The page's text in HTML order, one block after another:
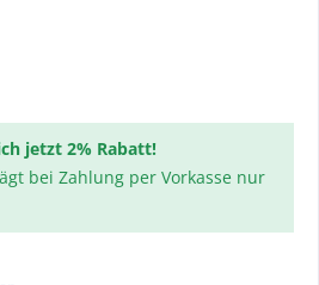
jetzt 2% Rabatt!
bei Zahlung per Vorkasse nur